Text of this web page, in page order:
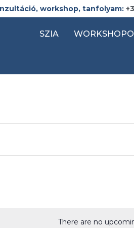
workshop, tanfolyam:
SZIA
There are no